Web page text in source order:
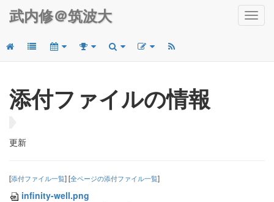
武内修＠筑波大
添付ファイルの情報
更新
[添付ファイル一覧] [全ページの添付ファイル一覧]
infinity-well.png